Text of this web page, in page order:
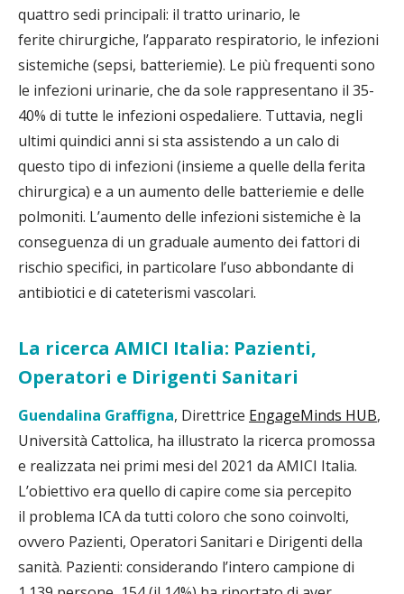
quattro sedi principali: il tratto urinario, le
ferite chirurgiche, l’apparato respiratorio, le infezioni
sistemiche (sepsi, batteriemie). Le più frequenti sono
le infezioni urinarie, che da sole rappresentano il 35-
40% di tutte le infezioni ospedaliere. Tuttavia, negli
ultimi quindici anni si sta assistendo a un calo di
questo tipo di infezioni (insieme a quelle della ferita
chirurgica) e a un aumento delle batteriemie e delle
polmoniti. L’aumento delle infezioni sistemiche è la
conseguenza di un graduale aumento dei fattori di
rischio specifici, in particolare l’uso abbondante di
antibiotici e di cateterismi vascolari.
La ricerca AMICI Italia: Pazienti,
Operatori e Dirigenti Sanitari
Guendalina Graffigna, Direttrice EngageMinds HUB,
Università Cattolica, ha illustrato la ricerca promossa
e realizzata nei primi mesi del 2021 da AMICI Italia.
L’obiettivo era quello di capire come sia percepito
il problema ICA da tutti coloro che sono coinvolti,
ovvero Pazienti, Operatori Sanitari e Dirigenti della
sanità. Pazienti: considerando l’intero campione di